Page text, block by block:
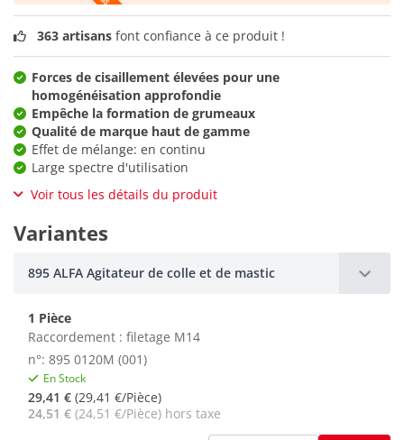
363 artisans font confiance à ce produit !
Forces de cisaillement élevées pour une
homogénéisation approfondie
Empêche la formation de grumeaux
Qualité de marque haut de gamme
Effet de mélange: en continu
Large spectre d'utilisation
Voir tous les détails du produit
Variantes
895 ALFA Agitateur de colle et de mastic
1 Pièce
Raccordement : filetage M14
n°: 895 0120M (001)
En Stock
29,41 € (29,41 €/Pièce)
24,51 € (24,51 €/Pièce) hors taxe